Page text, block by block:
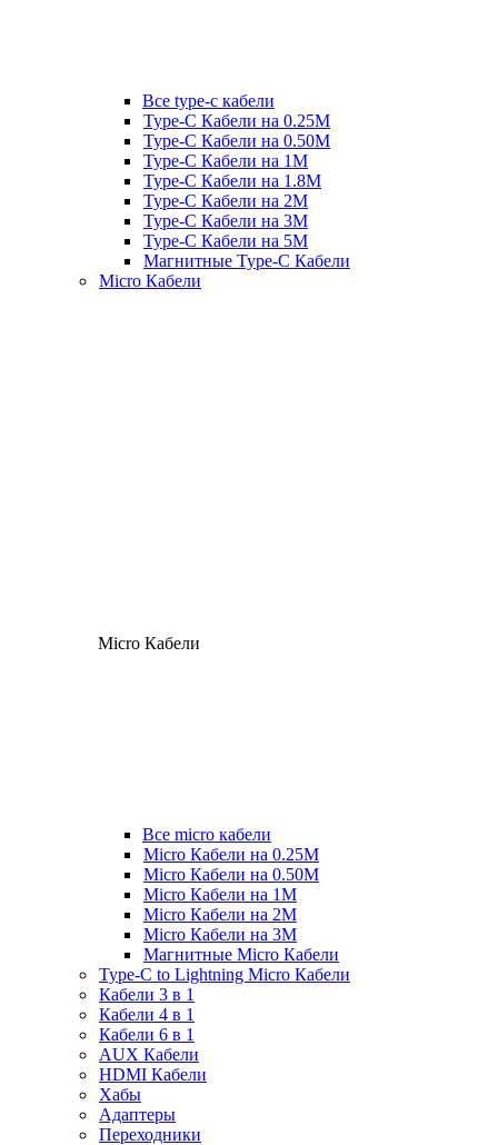
Все type-c кабели
Type-C Кабели на 0.25М
Type-C Кабели на 0.50М
Type-C Кабели на 1М
Type-C Кабели на 1.8М
Type-C Кабели на 2М
Type-C Кабели на 3М
Type-C Кабели на 5М
Магнитные Type-C Кабели
Micro Кабели
Micro Кабели
Все micro кабели
Micro Кабели на 0.25М
Micro Кабели на 0.50М
Micro Кабели на 1М
Micro Кабели на 2М
Micro Кабели на 3М
Магнитные Micro Кабели
Type-C to Lightning Micro Кабели
Кабели 3 в 1
Кабели 4 в 1
Кабели 6 в 1
AUX Кабели
HDMI Кабели
Хабы
Адаптеры
Переходники